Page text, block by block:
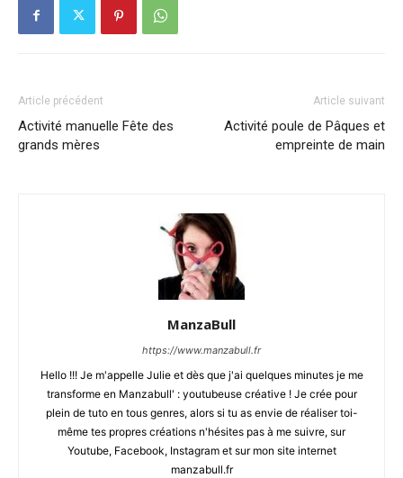
Article précédent
Activité manuelle Fête des
grands mères
Article suivant
Activité poule de Pâques et
empreinte de main
ManzaBull
https://www.manzabull.fr
Hello !!! Je m'appelle Julie et dès que j'ai quelques minutes je me
transforme en Manzabull' : youtubeuse créative ! Je crée pour
plein de tuto en tous genres, alors si tu as envie de réaliser toi-
même tes propres créations n'hésites pas à me suivre, sur
Youtube, Facebook, Instagram et sur mon site internet
manzabull.fr